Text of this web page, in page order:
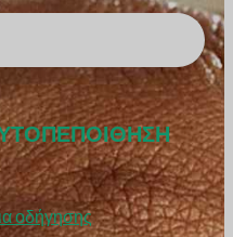
οδήγησης